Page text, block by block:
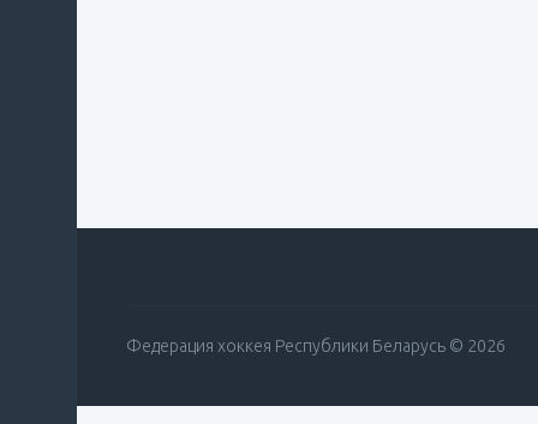
Федерация хоккея Республики Беларусь © 2026